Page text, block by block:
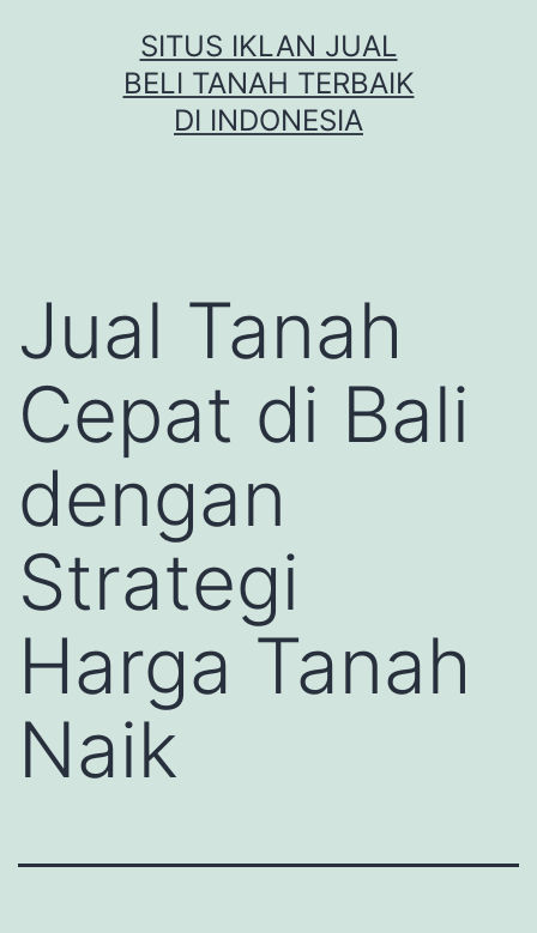
SITUS IKLAN JUAL
BELI TANAH TERBAIK
DI INDONESIA
Jual Tanah
Cepat di Bali
dengan
Strategi
Harga Tanah
Naik